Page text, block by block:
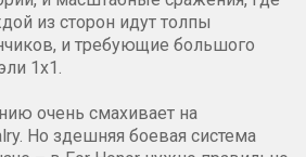
из сторон идут толпы
и требующие большого
1х1.
очень смахивает на
Но здешняя боевая система